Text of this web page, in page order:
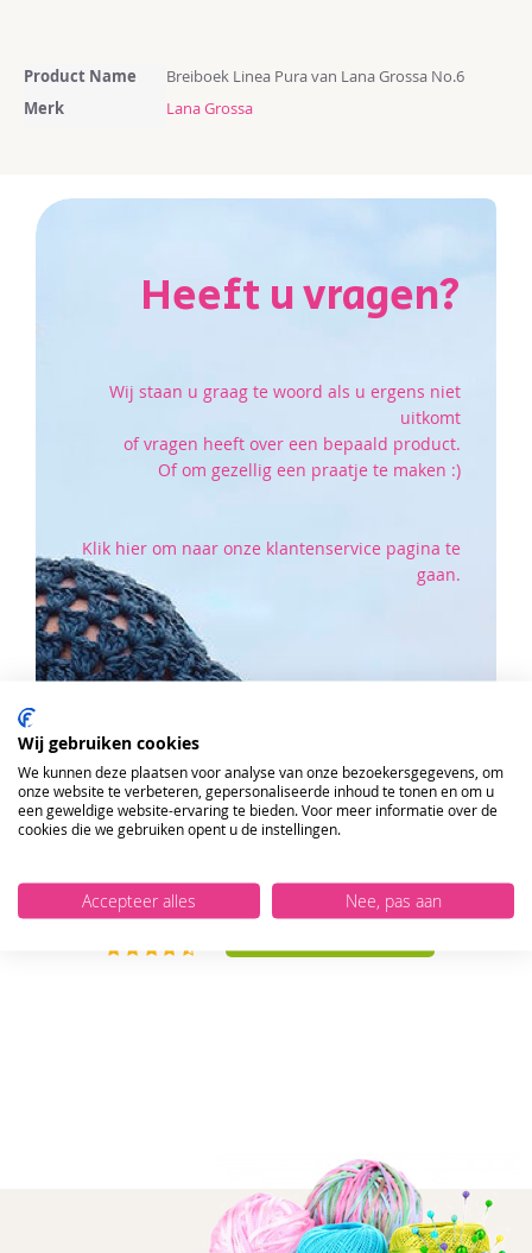
Meer
informatie
Product Name
Breiboek Linea Pura van Lana Grossa No.6
Merk
Lana Grossa
Heeft u vragen?
Wij staan u graag te woord als u ergens niet
uitkomt
of vragen heeft over een bepaald product.
Of om gezellig een praatje te maken :)
Klik hier om naar onze klantenservice pagina te
gaan.
ONTVANG DE NIEUWSBRIEF EN KRIJG
10%KORTING OP JE EERSTE ONLINE
BESTELLING!
VERSTUUR
Wij gebruiken cookies
We kunnen deze plaatsen voor analyse van onze bezoekersgegevens, om
onze website te verbeteren, gepersonaliseerde inhoud te tonen en om u
een geweldige website-ervaring te bieden. Voor meer informatie over de
cookies die we gebruiken opent u de instellingen.
Accepteer alles Nee, pas aan